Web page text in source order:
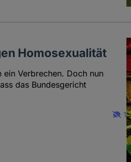
Homosexualität
Verbrechen. Doch nun
das Bundesgericht
1